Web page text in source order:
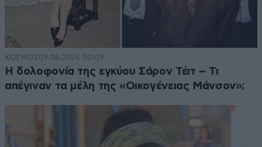
ΚΟΣΜΟΣ09·08·2026 00:09
Η δολοφονία της εγκύου Σάρον Τέιτ – Τι
απέγιναν τα μέλη της «Οικογένειας Μάνσον»;